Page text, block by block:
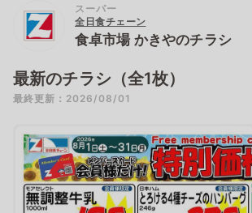
スーパー
全日食チェーン
食卓市場 かきやのチラシ
最新のチラシ（全1枚）
最終更新：2026/08/01